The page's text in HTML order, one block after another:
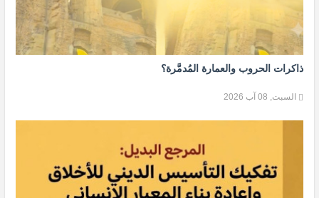
ذاكرات الحروب والعمارة المُدمَّرة؟
السبت, 08 آب 2026